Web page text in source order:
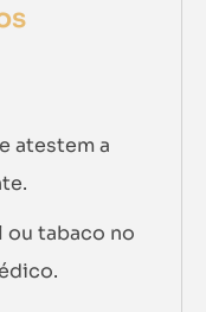
atestem a
ou tabaco no